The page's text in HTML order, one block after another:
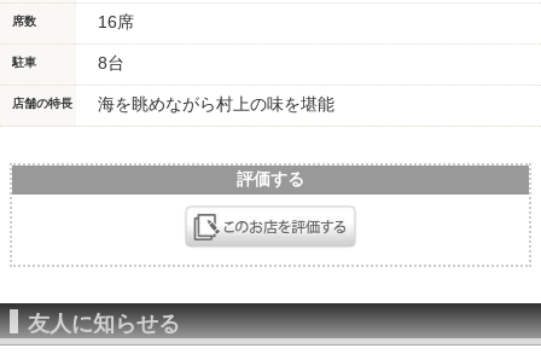
席数 16席
駐車 8台
店舗の特長 海を眺めながら村上の味を堪能
評価する
友人に知らせる